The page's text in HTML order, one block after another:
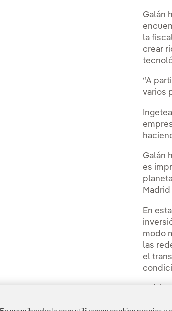
Galán
la
crear
“A
varios
Galán
es
Madrid
En
modo
las
el